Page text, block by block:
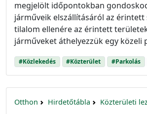
megjelölt időpontokban
járműveik elszállításáról az érintett
tilalom ellenére az érintett
járműveket áthelyezzük egy közeli
#Közlekedés #Közterület #Parkolás
Otthon Hirdetőtábla Közterületi